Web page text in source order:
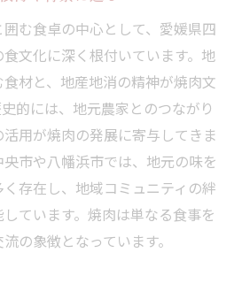
む食卓の中心として、愛媛県四
文化に深く根付いています。地
材と、地産地消の精神が焼肉文
的には、地元農家とのつながり
用が焼肉の発展に寄与してきま
市や八幡浜市では、地元の味を
存在し、地域コミュニティの絆
ています。焼肉は単なる食事を
の象徴となっています。